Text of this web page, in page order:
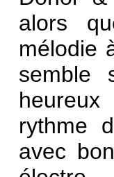
alors
mélodie
semble
rythme
avec